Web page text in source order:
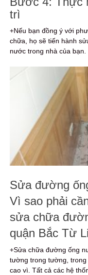
trì
+Nếu bạn đồng ý với
chữa, họ sẽ tiến hành
nước trong nhà của bạn.
Sửa đường
Vì sao phải
sửa chữa
quận Bắc Từ
+Sửa chữa đường ống
tường trong tường,
cao vì. Tất cả các hệ